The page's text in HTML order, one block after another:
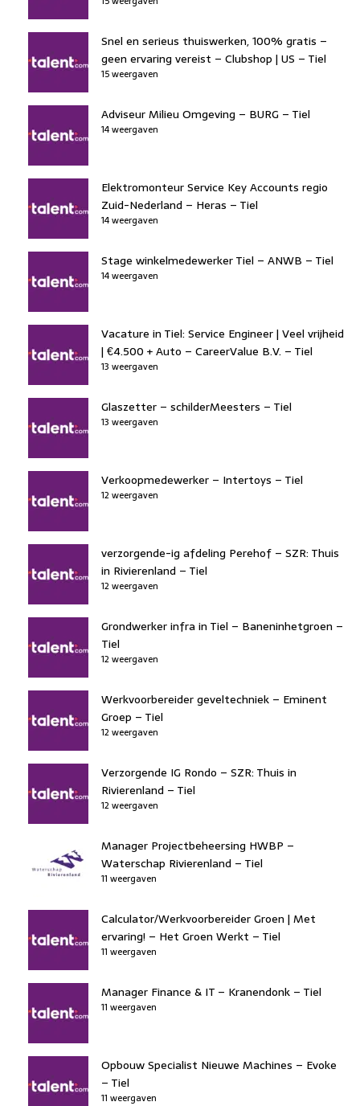
Snel en serieus thuiswerken, 100% gratis –
geen ervaring vereist – Clubshop | US – Tiel
15 weergaven
Adviseur Milieu Omgeving – BURG – Tiel
14 weergaven
Elektromonteur Service Key Accounts regio
Zuid-Nederland – Heras – Tiel
14 weergaven
Stage winkelmedewerker Tiel – ANWB – Tiel
14 weergaven
Vacature in Tiel: Service Engineer | Veel vrijheid
| €4.500 + Auto – CareerValue B.V. – Tiel
13 weergaven
Glaszetter – schilderMeesters – Tiel
13 weergaven
Verkoopmedewerker – Intertoys – Tiel
12 weergaven
verzorgende-ig afdeling Perehof – SZR: Thuis
in Rivierenland – Tiel
12 weergaven
Grondwerker infra in Tiel – Baneninhetgroen –
Tiel
12 weergaven
Werkvoorbereider geveltechniek – Eminent
Groep – Tiel
12 weergaven
Verzorgende IG Rondo – SZR: Thuis in
Rivierenland – Tiel
12 weergaven
Manager Projectbeheersing HWBP –
Waterschap Rivierenland – Tiel
11 weergaven
Calculator/Werkvoorbereider Groen | Met
ervaring! – Het Groen Werkt – Tiel
11 weergaven
Manager Finance & IT – Kranendonk – Tiel
11 weergaven
Opbouw Specialist Nieuwe Machines – Evoke
– Tiel
11 weergaven